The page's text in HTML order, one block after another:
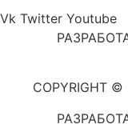
Vk Twitter Youtube
COPYRIGHT